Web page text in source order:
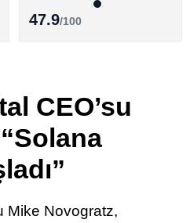
Youtube
TikTok
47.9/100
CEO’su
Mike Novogratz,